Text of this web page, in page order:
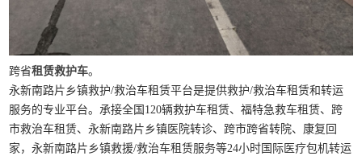
跨省租赁救护车。
永新南路片乡镇救护/救治车租赁平台是提供救护/救治车租赁和转运
服务的专业平台。承接全国120辆救护车租赁、福特急救车租赁、跨
市救治车租赁、永新南路片乡镇医院转诊、跨市跨省转院、康复回
家，永新南路片乡镇救援/救治车租赁服务等24小时国际医疗包机转运